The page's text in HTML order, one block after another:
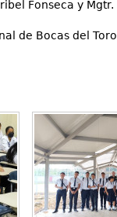
Fonseca y
de Bocas del